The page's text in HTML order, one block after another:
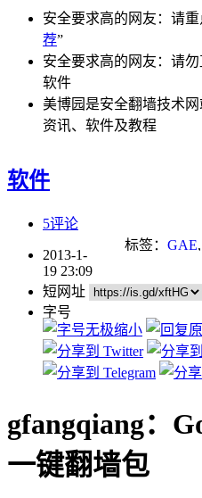
安全要求高的网友：请
荐”
安全要求高的网友：请
软件
美博园是安全翻墙技术
资讯、软件及教程
软件
5评论
标签： GAE,
2013-1-
19 23:09
短网址
字号
gfangqiang：
一键翻墙包